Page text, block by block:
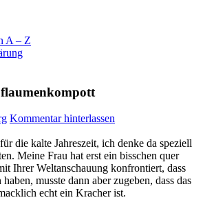
A – Z
Kommentar hinterlassen
die kalte Jahreszeit, ich denke da speziell
Meine Frau hat erst ein bisschen quer
Ihrer Weltanschauung konfrontiert, dass
musste dann aber zugeben, dass das
echt ein Kracher ist.